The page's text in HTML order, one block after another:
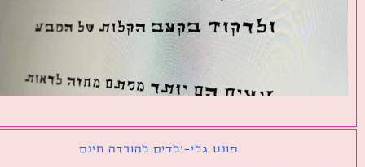
פונט גלי-ילדים להורדה חינם